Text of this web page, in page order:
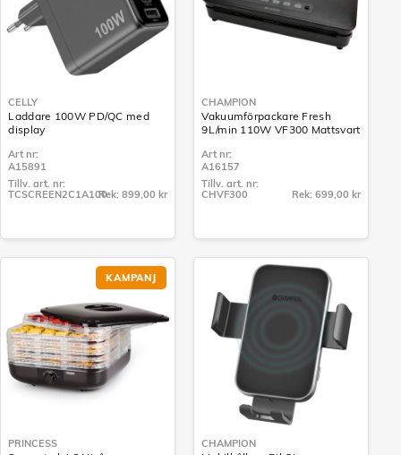
CELLY
Laddare 100W PD/QC med
display
Art nr:
A15891
Tillv. art. nr:
TCSCREEN2C1A100Rek: 899,00 kr
CHAMPION
Vakuumförpackare Fresh
9L/min 110W VF300 Mattsvart
Art nr:
A16157
Tillv. art. nr:
CHVF300
Rek: 699,00 kr
KAMPANJ
PRINCESS CHAMPION